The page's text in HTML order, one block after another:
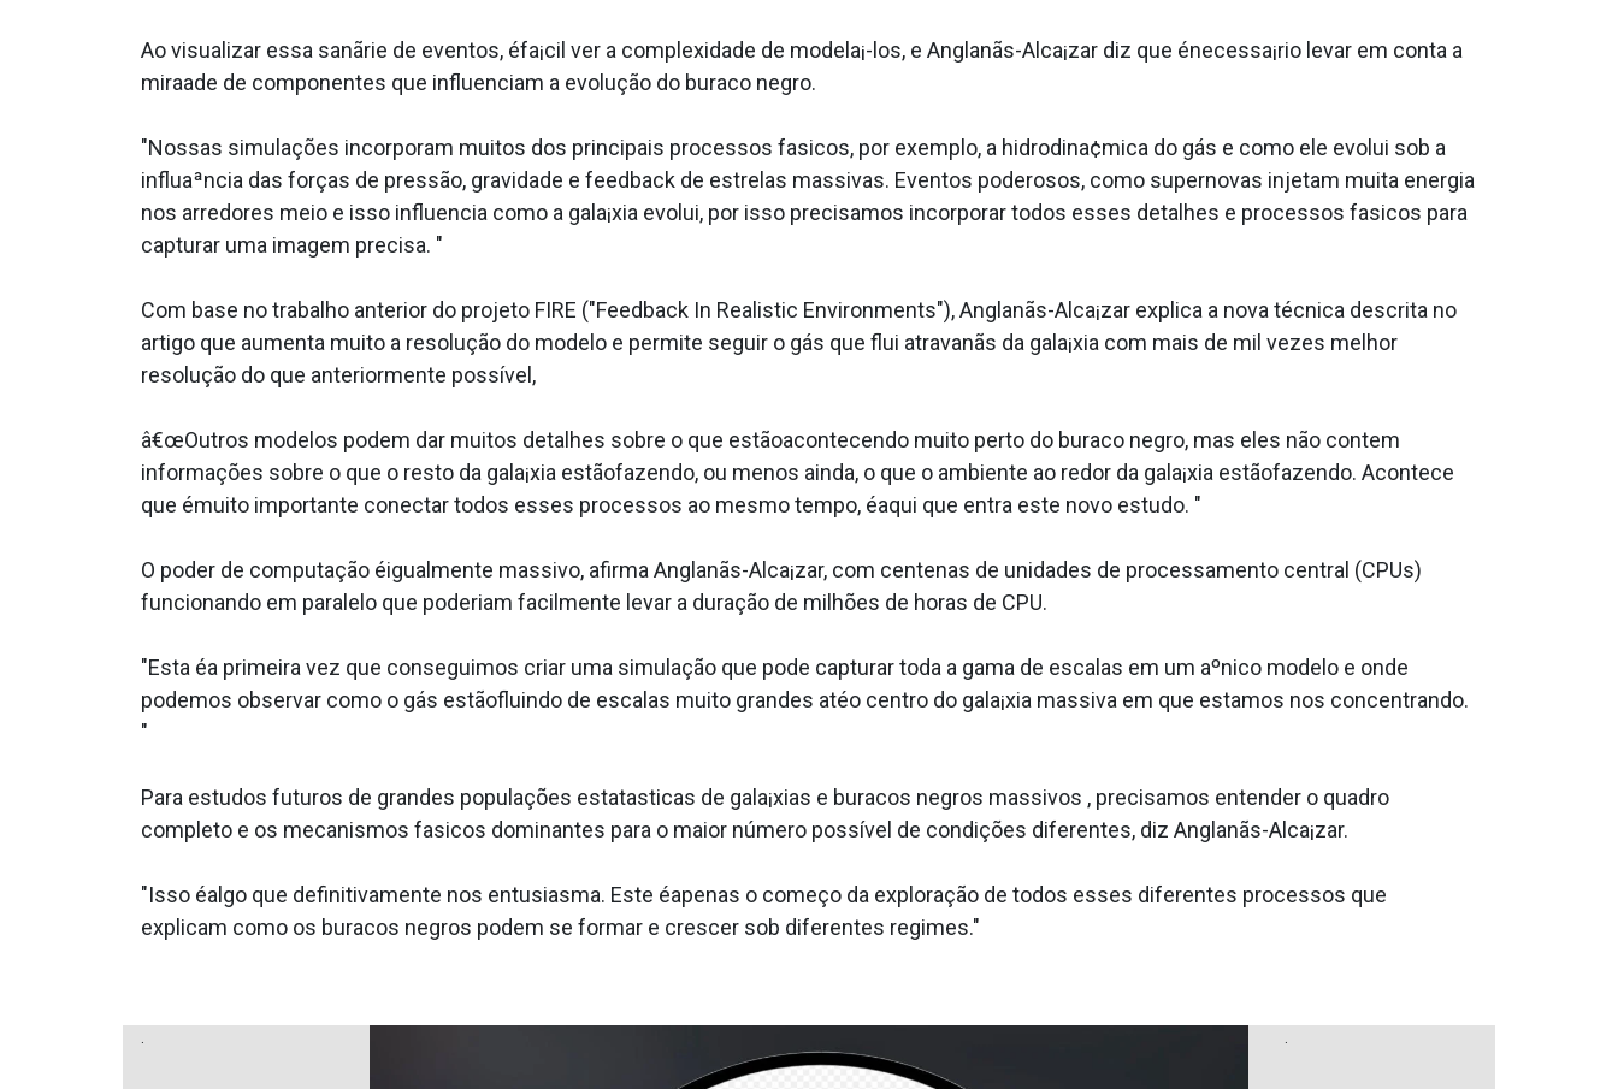
Ao visualizar essa sanãrie de eventos, éfa¡cil ver a complexidade de modela¡-los, e Anglanãs-Alca¡zar diz que énecessa¡rio levar em conta a
mira­ade de componentes que influenciam a evolução do buraco negro.
"Nossas simulações incorporam muitos dos principais processos fa­sicos, por exemplo, a hidrodina¢mica do gás e como ele evolui sob a
influaªncia das forças de pressão, gravidade e feedback de estrelas massivas. Eventos poderosos, como supernovas injetam muita energia
nos arredores meio e isso influencia como a gala¡xia evolui, por isso precisamos incorporar todos esses detalhes e processos fa­sicos para
capturar uma imagem precisa. "
Com base no trabalho anterior do projeto FIRE ("Feedback In Realistic Environments"), Anglanãs-Alca¡zar explica a nova técnica descrita no
artigo que aumenta muito a resolução do modelo e permite seguir o gás que flui atravanãs da gala¡xia com mais de mil vezes melhor
resolução do que anteriormente possí­vel,
â€œOutros modelos podem dar muitos detalhes sobre o que estãoacontecendo muito perto do buraco negro, mas eles não contem
informações sobre o que o resto da gala¡xia estãofazendo, ou menos ainda, o que o ambiente ao redor da gala¡xia estãofazendo. Acontece
que émuito importante conectar todos esses processos ao mesmo tempo, éaqui que entra este novo estudo. "
O poder de computação éigualmente massivo, afirma Anglanãs-Alca¡zar, com centenas de unidades de processamento central (CPUs)
funcionando em paralelo que poderiam facilmente levar a duração de milhões de horas de CPU.
"Esta éa primeira vez que conseguimos criar uma simulação que pode capturar toda a gama de escalas em um aºnico modelo e onde
podemos observar como o gás estãofluindo de escalas muito grandes atéo centro do gala¡xia massiva em que estamos nos concentrando.
"
Para estudos futuros de grandes populações estata­sticas de gala¡xias e buracos negros massivos , precisamos entender o quadro
completo e os mecanismos fa­sicos dominantes para o maior número possí­vel de condições diferentes, diz Anglanãs-Alca¡zar.
"Isso éalgo que definitivamente nos entusiasma. Este éapenas o começo da exploração de todos esses diferentes processos que
explicam como os buracos negros podem se formar e crescer sob diferentes regimes."
. .